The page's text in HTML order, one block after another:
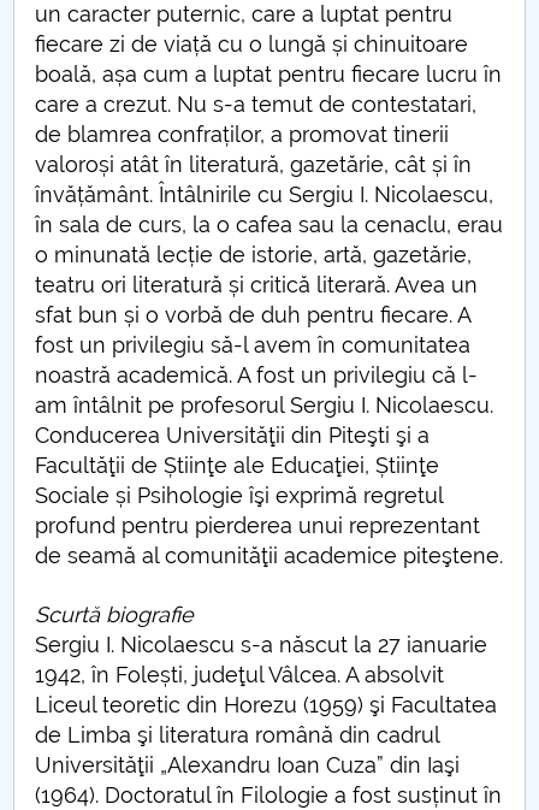
Comisie de etica unversitară
Evenimente CUP
Accesibilitate pentru studenții cu dizabilități
Raportul Conducerii Centrului Universitar Pitești
privind implementarea Planului Operațional 2020-
2024
Parteneri CUP
Centrul de Consiliere și Orientare în Carieră
Chestionar angajabilitate ALUMNI – UPB
CAR2026
MENIU CANTINA
Finalizare studii
IN MEMORIAM prof. Sergiu I. Nicolaescu
FIȘE DISCIPLINĂ JURNALISM
PLANURI INVATAMANT JURNALISM LICENTA
un caracter puternic, care a luptat pentru
fiecare zi de viață cu o lungă și chinuitoare
boală, așa cum a luptat pentru fiecare lucru în
care a crezut. Nu s-a temut de contestatari,
de blamrea confraților, a promovat tinerii
valoroși atât în literatură, gazetărie, cât și în
învățământ. Întâlnirile cu Sergiu I. Nicolaescu,
în sala de curs, la o cafea sau la cenaclu, erau
o minunată lecție de istorie, artă, gazetărie,
teatru ori literatură și critică literară. Avea un
sfat bun și o vorbă de duh pentru fiecare. A
fost un privilegiu să-l avem în comunitatea
noastră academică. A fost un privilegiu că l-
am întâlnit pe profesorul Sergiu I. Nicolaescu.
Conducerea Universităţii din Piteşti şi a
Facultăţii de Știinţe ale Educaţiei, Știinţe
Sociale și Psihologie îşi exprimă regretul
profund pentru pierderea unui reprezentant
de seamă al comunităţii academice piteştene.
Scurtă biografie
Sergiu I. Nicolaescu s-a născut la 27 ianuarie
1942, în Folești, judeţul Vâlcea. A absolvit
Liceul teoretic din Horezu (1959) şi Facultatea
de Limba şi literatura română din cadrul
Universităţii „Alexandru Ioan Cuza” din Iaşi
(1964). Doctoratul în Filologie a fost susținut în